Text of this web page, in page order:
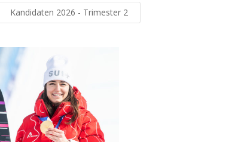
Kandidaten 2026 - Trimester 2